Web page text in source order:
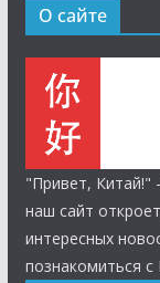
О сайте
"Привет, Китай!"
наш сайт
интересных
познакомиться с